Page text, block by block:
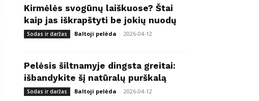
Kirmėlės svogūnų laiškuose? Štai
kaip jas iškrapštyti be jokių nuodų
Sodas ir daržas Baltoji pelėda - 2026-04-12
Pelėsis šiltnamyje dingsta greitai:
išbandykite šį natūralų purškalą
Sodas ir daržas Baltoji pelėda - 2026-04-12